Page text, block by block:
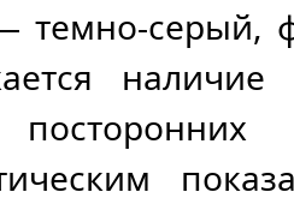
темно-серый,